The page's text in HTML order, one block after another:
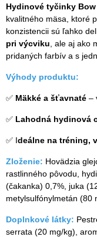
Hydinové tyčinky Bow
kvalitného mäsa, ktoré
konzistencii sú ľahko
pri výcviku , ale aj ako
pridaných farbív a s
Výhody produktu:
✅ Mäkké a šťavnaté –
✅ Lahodná hydinová
✅ Ideálne na tréning,
Zloženie: Hovädzia
rastlinného pôvodu,
(čakanka) 0,7%, juka
metylsulfónylmetán (80
Doplnkové látky:
serrata (20 mg/kg),